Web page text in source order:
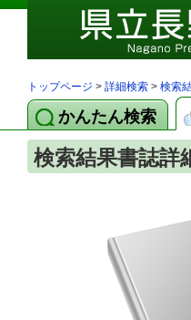
トップページ > 詳細検索 > 検索
かんたん検索
検索結果書誌詳